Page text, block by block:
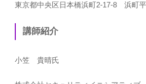
東京都中央区日本橋浜町2-17-8 浜町
講師紹介
小笠 貴晴氏